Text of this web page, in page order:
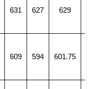
631 627 629
609 594 601.75